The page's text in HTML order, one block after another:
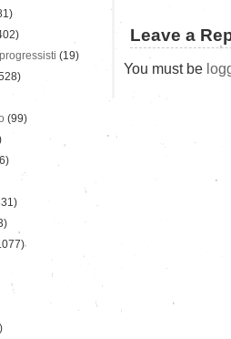
Leave a
You must be
(19)
(99)